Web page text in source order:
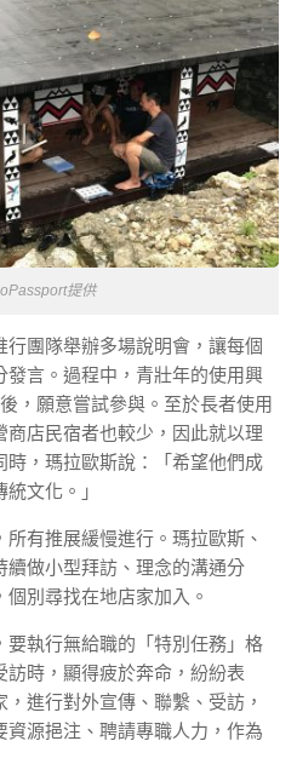
提供
團隊舉辦多場說明會，讓每個
發言。過程中，青壯年的使用興
，願意嘗試參與。至於長者使用
店民宿者也較少，因此就以理
時，瑪拉歐斯說：「希望他們成
文化。」
有推展緩慢進行。瑪拉歐斯、
做小型拜訪、理念的溝通分
別尋找在地店家加入。
執行無給職的「特別任務」格
時，顯得疲於奔命，紛紛表
進行對外宣傳、聯繫、受訪，
源挹注、聘請專職人力，作為